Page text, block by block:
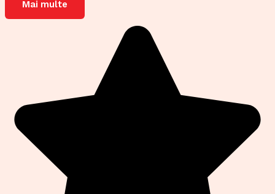
Mai multe